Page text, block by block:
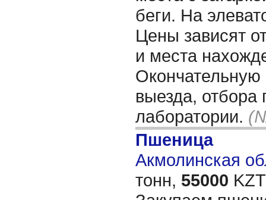
беги. На
Цены зависят
и места
выезда, отбора
лаборатории.
Пшеница
Акмолинская
тонн, 55000